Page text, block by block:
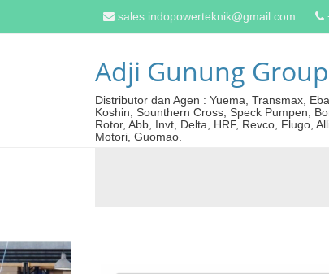
sales.indopowerteknik@gmail.com
Adji Gunung Group
Distributor dan Agen : Yuema, Transmax,
Koshin, Sounthern Cross, Speck Pumpen,
Rotor, Abb, Invt, Delta, HRF, Revco, Flugo,
Motori, Guomao.